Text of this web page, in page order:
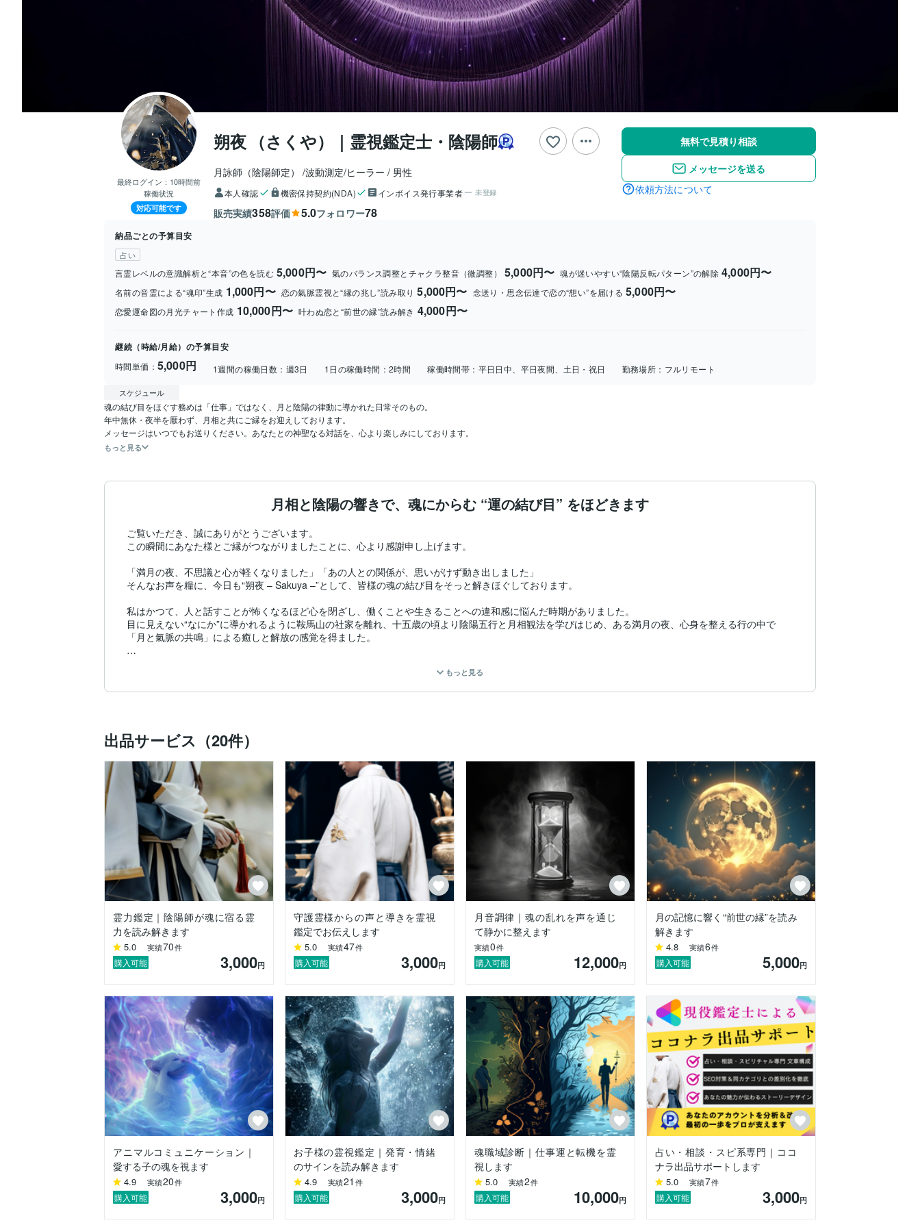
最終ログイン： 10時間前
稼働状況
対応可能です
朔夜 （さくや）｜霊視鑑定士・陰陽師
月詠師（陰陽師定） /波動測定/ヒーラー 男性
本人確認 機密保持契約(NDA) インボイス発行事業者 未登録
販売実績358評価 5.0フォロワー78
無料で見積り相談
メッセージを送る
依頼方法について
納品ごとの予算目安
占い
言霊レベルの意識解析と“本音”の色を読む 5,000円〜 氣のバランス調整とチャクラ整音（微調整） 5,000円〜 魂が迷いやすい“陰陽反転パターン”の解除 4,000円〜
名前の音霊による“魂印”生成 1,000円〜 恋の氣脈霊視と“縁の兆し”読み取り 5,000円〜 念送り・思念伝達で恋の“想い”を届ける 5,000円〜
恋愛運命図の月光チャート作成 10,000円〜 叶わぬ恋と“前世の縁”読み解き 4,000円〜
継続（時給/月給）の予算目安
時間単価： 5,000円 1週間の稼働日数： 週3日 1日の稼働時間： 2時間 稼働時間帯： 平日日中、平日夜間、土日・祝日 勤務場所： フルリモート
スケジュール
魂の結び目をほぐす務めは「仕事」ではなく、月と陰陽の律動に導かれた日常そのもの。
年中無休・夜半を厭わず、月相と共にご縁をお迎えしております。
メッセージはいつでもお送りください。あなたとの神聖なる対話を、心より楽しみにしております。
もっと見る
月相と陰陽の響きで、魂にからむ “運の結び目” をほどきます
ご覧いただき、誠にありがとうございます。
この瞬間にあなた様とご縁がつながりましたことに、心より感謝申し上げます。
「満月の夜、不思議と心が軽くなりました」「あの人との関係が、思いがけず動き出しました」
そんなお声を糧に、今日も“朔夜 – Sakuya –”として、皆様の魂の結び目をそっと解きほぐしております。
私はかつて、人と話すことが怖くなるほど心を閉ざし、働くことや生きることへの違和感に悩んだ時期がありました。
目に見えない“なにか”に導かれるように鞍馬山の社家を離れ、十五歳の頃より陰陽五行と月相観法を学びはじめ、ある満月の夜、心身を整える行の中で
「月と氣脈の共鳴」による癒しと解放の感覚を得ました。
以降十五年──霊符の浄化、星辰の観法、言霊の書下ろしといった手法を組み合わせながら、陰陽の律動を読む独自の術へと昇華させました。
①月相リズムと呼応した氣の再構築
②陰と陽の偏りを数値化した可視化
③内側に眠る“言霊の色”の読解による深い納得感
④時間軸・空間軸をまたぐ多次元的視点（ラテラルシフト）
⑤現実面での決断・行動が自然に動き出すシンクロニシティ
また最近はとくに、恋愛・人間関係のご相談を多くお寄せいただいております。
「あの人の気持ちが知りたい」「どうしても忘れられない人がいる」
そんな切実な想いにも、月と氣脈は静かに応えています。
思念伝達や“縁”にまつわるご相談では、満ちゆく月の力を借りながら、
あなたの内なる声が、必要な人へと響いてゆくようお手伝いさせていただきます。
恋愛、復縁、魂のご縁……目には見えなくとも、たしかにそこにある結びつきの兆しを、
月の波動とともに読み解き、愛と癒しのかたちへと昇華いたします。
これらは単なるヒーリングではなく、「心―氣―身体」三層を同時に整えることで、魂の軌道を本来の星座へ戻すための働きです。
月は内面を、星は遠い記憶を照らします。
その交差点となる“朔（はじまり）”の闇で、あなたの魂は新たな光と出会うでしょう。
どうか秘密の悩みも、魂の真名も、そのまま携えてお越しください。
真心を込めてお迎えいたします。
――朔夜 – Sakuya–｜陰陽師
もっと見る
出品サービス（20件）
霊力鑑定｜陰陽師が魂に宿る霊
力を読み解きます
5.0 実績70件
購入可能 3,000円
守護霊様からの声と導きを霊視
鑑定でお伝えします
5.0 実績47件
購入可能 3,000円
月音調律｜魂の乱れを声を通じ
て静かに整えます
実績0件
購入可能 12,000円
月の記憶に響く“前世の縁”を読み
解きます
4.8 実績6件
購入可能 5,000円
アニマルコミュニケーション｜
愛する子の魂を視ます
4.9 実績20件
購入可能 3,000円
お子様の霊視鑑定｜発育・情緒
のサインを読み解きます
4.9 実績21 件
購入可能 3,000円
魂職域診断｜仕事運と転機を霊
視します
5.0 実績2件
購入可能 10,000円
占い・相談・スピ系専門｜ココ
ナラ出品サポートします
5.0 実績7件
購入可能 3,000円